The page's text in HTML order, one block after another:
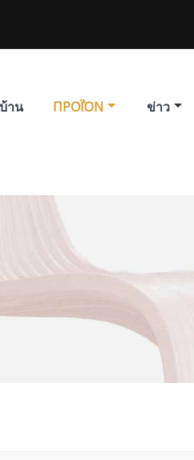
บ้าน ΠΡΟΪΌΝ ข่าว